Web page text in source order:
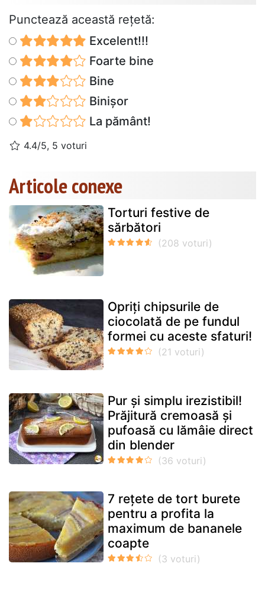
Punctează această reţetă:
Excelent!!!
Foarte bine
Bine
Binișor
La pământ!
4.4/5, 5 voturi
Articole conexe
Torturi festive de
sărbători
Opriți chipsurile de
ciocolată de pe fundul
formei cu aceste sfaturi!
Pur și simplu irezistibil!
Prăjitură cremoasă și
pufoasă cu lămâie direct
din blender
7 rețete de tort burete
pentru a profita la
maximum de bananele
coapte